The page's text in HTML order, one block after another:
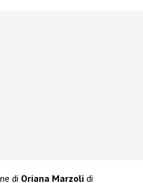
di Oriana Marzoli di